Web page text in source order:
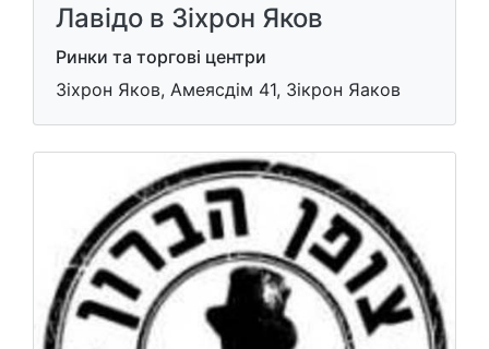
Лавідо в Зіхрон Яков
Ринки та торгові центри
Зіхрон Яков, Амеясдім 41, Зікрон Яаков